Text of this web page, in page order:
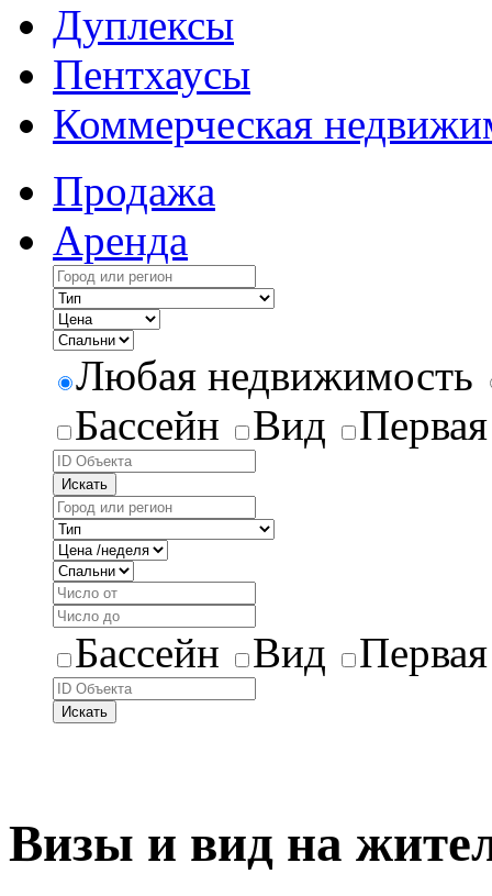
Дуплексы
Пентхаусы
Коммерческая
Продажа
Аренда
Любая недвижимость
Бассейн
Вид
Искать
Бассейн Вид
Искать
Визы и вид на